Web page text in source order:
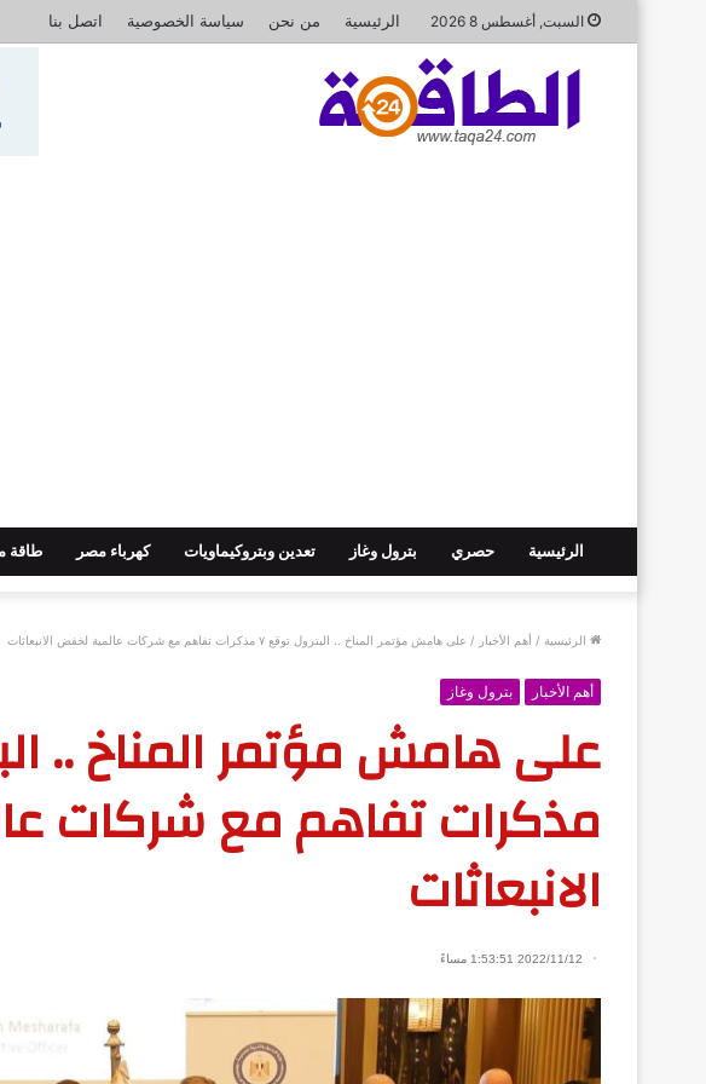
السبت, أغسطس 8 2026 الرئيسية من نحن سياسة الخصوصية اتصل بنا
الرئيسية حصري بترول وغاز تعدين وبتروكيماويات كهرباء مصر طاقة
الرئيسية / أهم الأخبار / على هامش مؤتمر المناخ .. البترول توقع ٧ مذكرات تفاهم مع شركات عالمية لخفض الانبعاثات
أهم الأخبار بترول وغاز
مذكرات تفاهم مع شركات
الانبعاثات
2022/11/12 1:53:51 مساءً